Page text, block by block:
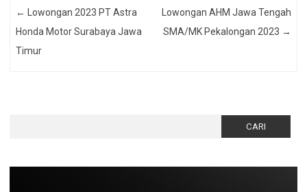
←
Lowongan 2023 PT Astra
Honda Motor Surabaya Jawa
Timur
Lowongan AHM Jawa Tengah
SMA/MK Pekalongan 2023 →